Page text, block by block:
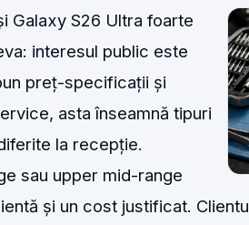
Galaxy S26 Ultra foarte
interesul public este
preț-specificații și
asta înseamnă tipuri
la recepție.
sau upper mid-range
și un cost justificat.